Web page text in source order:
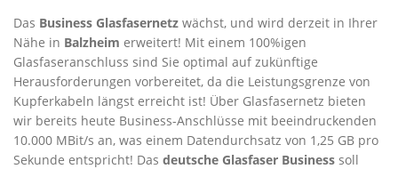
Das Business Glasfasernetz wächst, und wird derzeit in Ihrer
Nähe in Balzheim erweitert! Mit einem 100%igen
Glasfaseranschluss sind Sie optimal auf zukünftige
Herausforderungen vorbereitet, da die Leistungsgrenze von
Kupferkabeln längst erreicht ist! Über Glasfasernetz bieten
wir bereits heute Business-Anschlüsse mit beeindruckenden
10.000 MBit/s an, was einem Datendurchsatz von 1,25 GB pro
Sekunde entspricht! Das deutsche Glasfaser Business soll